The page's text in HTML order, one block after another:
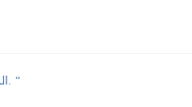
الدرس السادس ” المفعول له. “